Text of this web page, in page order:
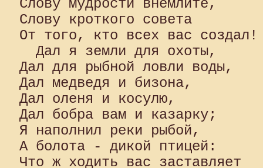
Слову мудрости внемлите,
Слову кроткого совета
От того, кто всех вас создал!
  Дал я земли для охоты,
Дал для рыбной ловли воды,
Дал медведя и бизона,
Дал оленя и косулю,
Дал бобра вам и казарку;
Я наполнил реки рыбой,
А болота - дикой птицей:
Что ж ходить вас заставляет